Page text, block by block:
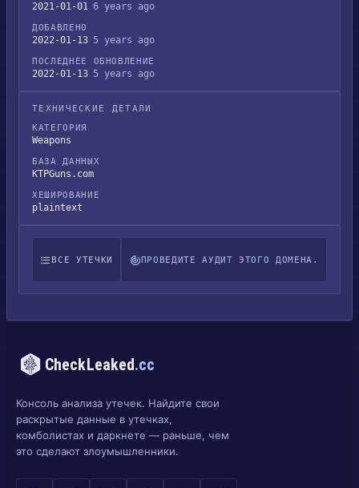
2021-01-01 6 years ago
ДОБАВЛЕНО
2022-01-13 5 years ago
ПОСЛЕДНЕЕ ОБНОВЛЕНИЕ
2022-01-13 5 years ago
ТЕХНИЧЕСКИЕ ДЕТАЛИ
КАТЕГОРИЯ
Weapons
БАЗА ДАННЫХ
KTPGuns.com
ХЕШИРОВАНИЕ
plaintext
ВСЕ УТЕЧКИ ПРОВЕДИТЕ АУДИТ ЭТОГО ДОМЕНА.
CheckLeaked.cc
Консоль анализа утечек. Найдите свои
раскрытые данные в утечках,
комболистах и даркнете — раньше, чем
это сделают злоумышленники.